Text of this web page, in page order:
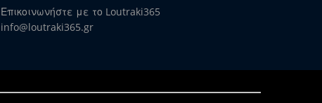
Επικοινωνήστε με το Loutraki365
info@loutraki365.gr